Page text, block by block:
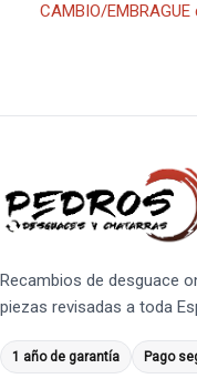
CAMBIO/EMBRAGUE
Recambios de desguace
piezas revisadas a toda
1 año de garantía Pago